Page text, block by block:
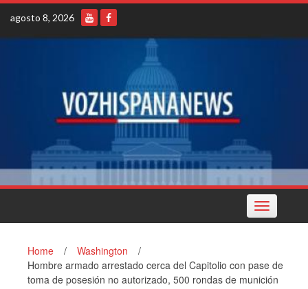
Skip
content
agosto 8, 2026
Toggle
navigation
Home / Washington
/
Hombre armado arrestado cerca del Capitolio con pase de
toma de posesión no autorizado, 500 rondas de munición